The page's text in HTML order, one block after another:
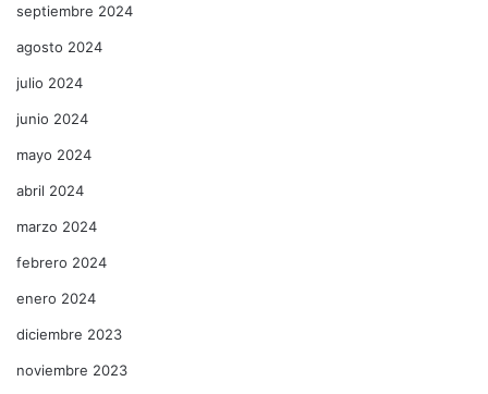
septiembre 2024
agosto 2024
julio 2024
junio 2024
mayo 2024
abril 2024
marzo 2024
febrero 2024
enero 2024
diciembre 2023
noviembre 2023